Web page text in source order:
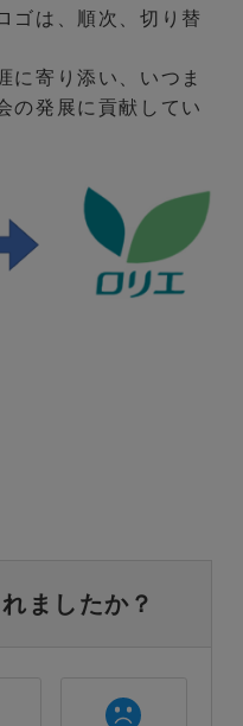
ゴは、順次、切り替
に寄り添い、いつま
の発展に貢献してい
ましたか？